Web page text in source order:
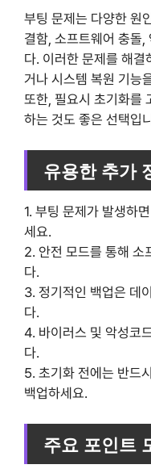
부팅 문제는 다양한 원
결함, 소프트웨어 충돌,
다. 이러한 문제를 해
거나 시스템 복원 기능
또한, 필요시 초기화를
하는 것도 좋은 선택입
유용한 추가
1. 부팅 문제가 발생하
세요.
2. 안전 모드를 통해 소
다.
3. 정기적인 백업은 데
다.
4. 바이러스 및 악성코
다.
5. 초기화 전에는 반드
백업하세요.
주요 포인트